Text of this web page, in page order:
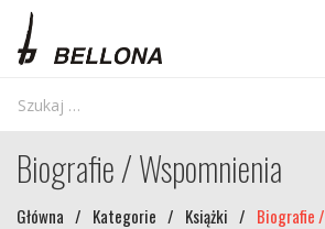
Biografie / Wspomnienia
Główna / Kategorie / Książki / Biografie